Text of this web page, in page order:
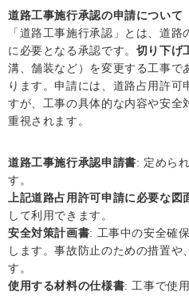
道路工事施行承認の申請について
「道路工事施行承認」とは、道
に必要となる承認です。 切り下げ
溝、舗装など）を変更する工事で
ります。申請には、道路占用許可
すが、工事の具体的な内容や安全
重視されます。
道路工事施行承認申請書: 定めら
す。
上記道路占用許可申請に必要な図
して利用できます。
安全対策計画書: 工事中の安全確
します。事故防止のための措置や
す。
使用する材料の仕様書: 工事で使